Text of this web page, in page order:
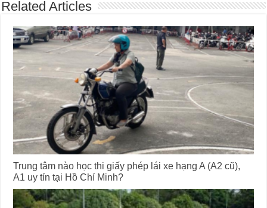
Related Articles
Trung tâm nào học thi giấy phép lái xe hạng A (A2 cũ),
A1 uy tín tại Hồ Chí Minh?